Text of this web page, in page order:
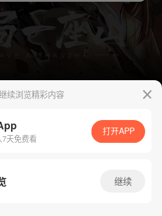
App免费看
腾漫App免费看
续浏览精彩内容
天免费看
打开APP
继续